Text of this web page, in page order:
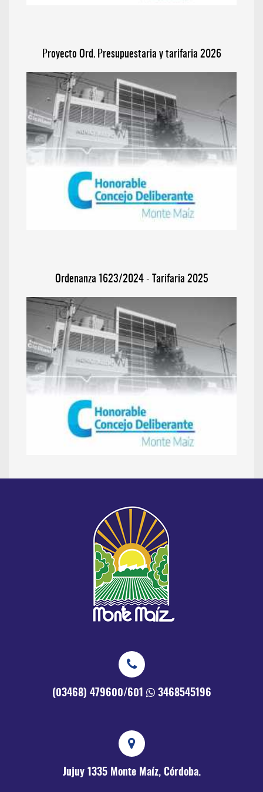
Proyecto Ord. Presupuestaria y tarifaria 2026
Ordenanza 1623/2024 - Tarifaria 2025
(03468) 479600/601 3468545196
Jujuy 1335 Monte Maíz, Córdoba.